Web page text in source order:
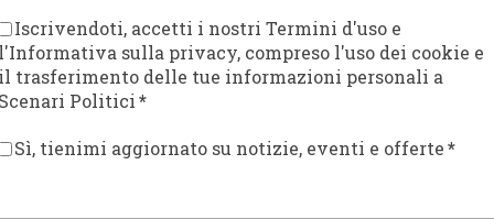
Iscrivendoti, accetti i nostri Termini d'uso e
sulla privacy, compreso l'uso dei cookie e
trasferimento delle tue informazioni personali a
Politici*
Sì, tienimi aggiornato su notizie, eventi e offerte*